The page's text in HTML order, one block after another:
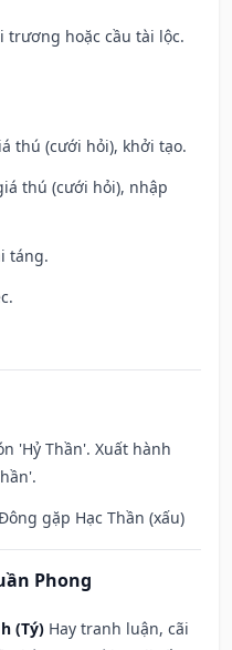
trương hoặc cầu tài lộc.
thú (cưới hỏi), khởi tạo.
thú (cưới hỏi), nhập
táng.
'Hỷ Thần'. Xuất hành
gặp Hạc Thần (xấu)
Phong
(Tý) Hay tranh luận, cãi